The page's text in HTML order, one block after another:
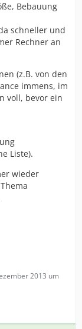
Bebauung
schneller und
Rechner an
(z.B. von den
immens, im
voll, bevor ein
Liste).
wieder
2013 um